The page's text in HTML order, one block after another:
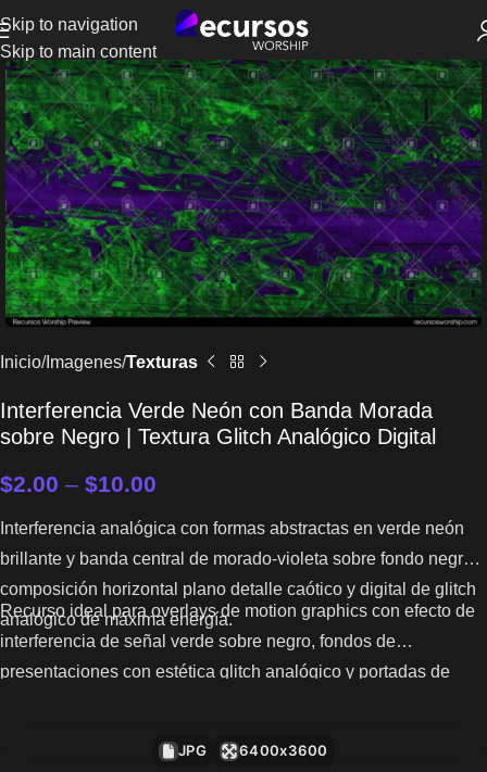
Skip to navigation
Skip to main content
Inicio Imagenes Texturas
Interferencia Verde Neón con Banda Morada
sobre Negro | Textura Glitch Analógico Digital
$2.00 – $10.00
Interferencia analógica con formas abstractas en verde neón
brillante y banda central de morado-violeta sobre fondo negro,
composición horizontal plano detalle caótico y digital de glitch
analógico de máxima energía.
Recurso ideal para overlays de motion graphics con efecto de
interferencia de señal verde sobre negro, fondos de
presentaciones con estética glitch analógico y portadas de
JPG 6400x3600